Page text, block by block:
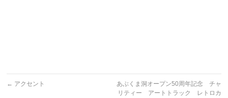
← アクセント
あぶくま洞オープン50周年記念 チャ
リティー アートトラック レトロカ